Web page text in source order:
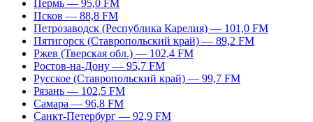
Пермь — 95,0 FM
Псков — 88,8 FM
Петрозаводск (Республика Карелия) — 101,0 FM
Пятигорск (Ставропольский край) — 89,2 FM
Ржев (Тверская обл.) — 102,4 FM
Ростов-на-Дону — 95,7 FM
Русское (Ставропольский край) — 99,7 FM
Рязань — 102,5 FM
Самара — 96,8 FM
Санкт-Петербург — 92,9 FM